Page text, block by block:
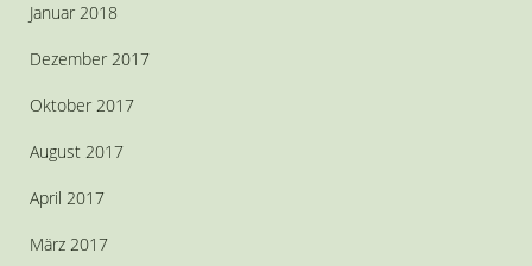
Januar 2018
Dezember 2017
Oktober 2017
August 2017
April 2017
März 2017